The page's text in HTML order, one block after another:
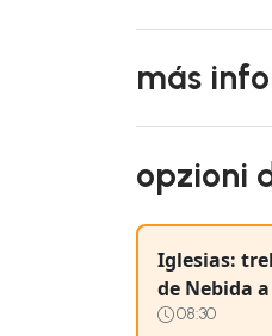
más
opzioni
Iglesias:
de Nebida
08:30